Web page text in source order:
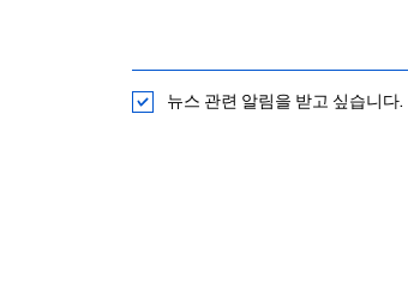
뉴스 관련 알림을 받고 싶습니다.